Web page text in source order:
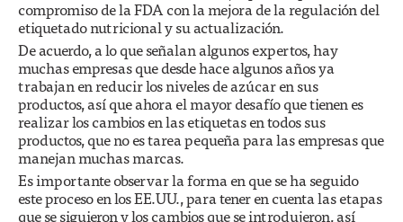
compromiso de la FDA con la mejora de la regulación del
etiquetado nutricional y su actualización.
De acuerdo, a lo que señalan algunos expertos, hay
muchas empresas que desde hace algunos años ya
trabajan en reducir los niveles de azúcar en sus
productos, así que ahora el mayor desafío que tienen es
realizar los cambios en las etiquetas en todos sus
productos, que no es tarea pequeña para las empresas que
manejan muchas marcas.
Es importante observar la forma en que se ha seguido
este proceso en los EE.UU., para tener en cuenta las etapas
que se siguieron y los cambios que se introdujeron, así